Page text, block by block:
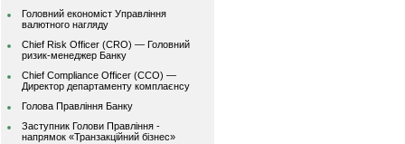
Головний економіст Управління
валютного нагляду
Chief Risk Officer (CRO) — Головний
ризик-менеджер Банку
Chief Compliance Officer (CCO) —
Директор департаменту комплаєнсу
Голова Правління Банку
Заступник Голови Правління -
напрямок «Транзакційний бізнес»